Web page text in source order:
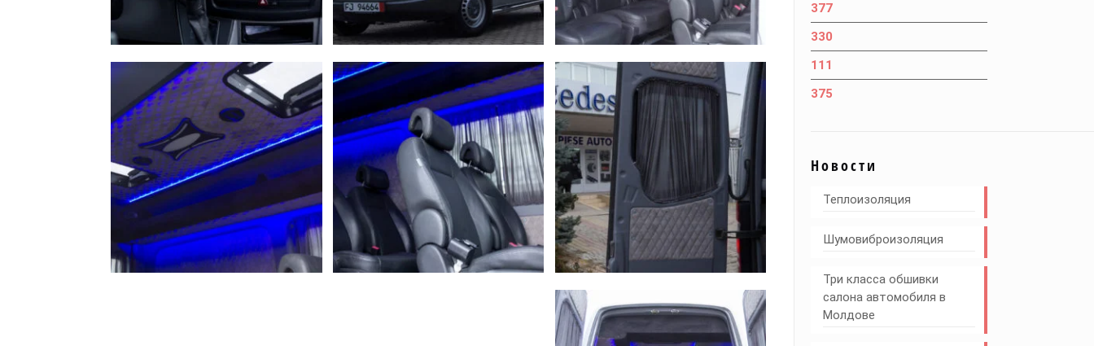
377
330
111
375
Новости
Теплоизоляция
Шумовиброизоляция
Три класса обшивки
салона автомобиля в
Молдове